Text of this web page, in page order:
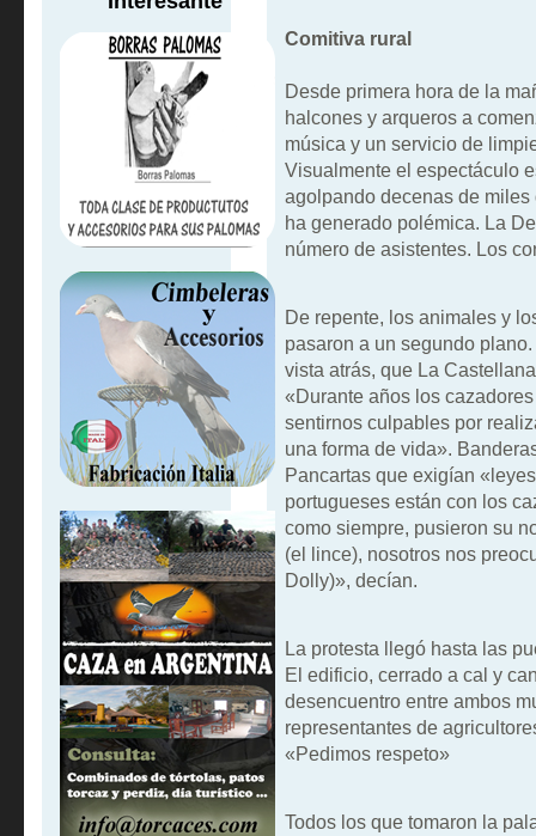
Comitiva rural
Desde primera hora de la
halcones y arqueros a
música y un servicio de
Visualmente el espectáculo
agolpando decenas de
ha generado polémica. La
número de asistentes. Los
De repente, los animales y
pasaron a un segundo
vista atrás, que La
«Durante años los
sentirnos culpables por
una forma de vida».
Pancartas que exigían
portugueses están con los
como siempre, pusieron su
(el lince), nosotros nos
Dolly)», decían.
La protesta llegó hasta las
El edificio, cerrado a cal y
desencuentro entre ambos
representantes de
«Pedimos respeto»
Todos los que tomaron la